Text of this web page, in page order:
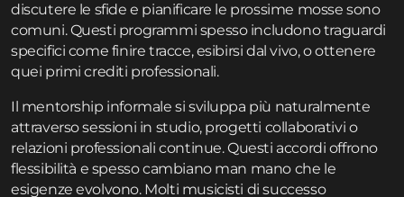
discutere le sfide e pianificare le prossime mosse sono
comuni. Questi programmi spesso includono traguardi
specifici come finire tracce, esibirsi dal vivo, o ottenere
quei primi crediti professionali.
Il mentorship informale si sviluppa più naturalmente
attraverso sessioni in studio, progetti collaborativi o
relazioni professionali continue. Questi accordi offrono
flessibilità e spesso cambiano man mano che le
esigenze evolvono. Molti musicisti di successo